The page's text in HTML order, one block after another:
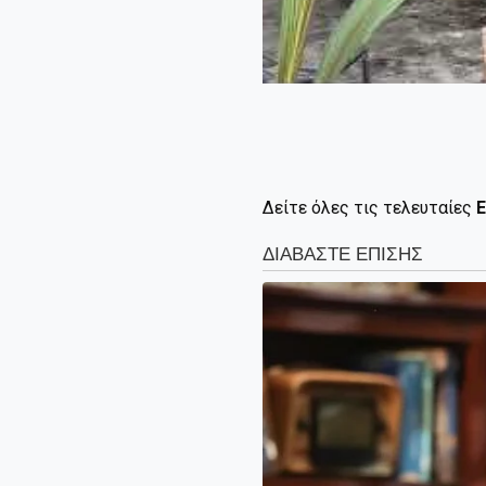
Δείτε όλες τις τελευταίες